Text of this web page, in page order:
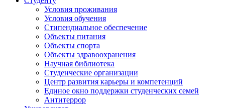
Условия проживания
Условия обучения
Стипендиальное обеспечение
Объекты питания
Объекты спорта
Объекты здравоохранения
Научная библиотека
Студенческие организации
Центр развития карьеры и компетенций
Единое окно поддержки студенческих семей
Антитеррор